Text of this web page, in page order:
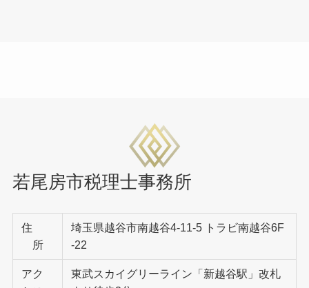
若尾房市税理士事務所
住
所
埼玉県越谷市南越谷4-11-5 トラビ南越谷6F
-22
アク
東武スカイグリーライン「新越谷駅」改札